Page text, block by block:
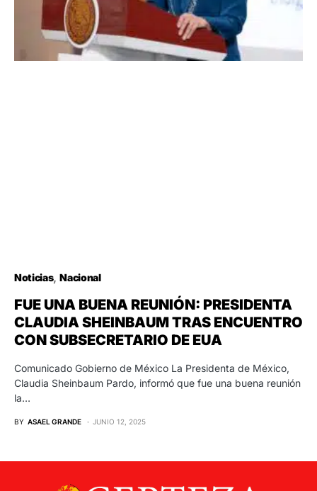
Noticias Nacional
FUE UNA BUENA REUNIÓN: PRESIDENTA
CLAUDIA SHEINBAUM TRAS ENCUENTRO
CON SUBSECRETARIO DE EUA
Comunicado Gobierno de México La Presidenta de México,
Claudia Sheinbaum Pardo, informó que fue una buena reunión
la…
BY ASAEL GRANDE JUNIO 12, 2025